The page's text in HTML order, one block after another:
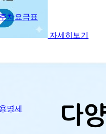
자세히보기
차요금표
명세